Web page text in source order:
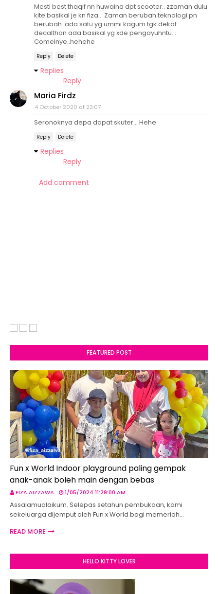
Mesti best thaqif nn huwaina dpt scooter.. zzaman dulu
kite basikal je kn fiza... Zaman berubah teknologi pn
berubah..ada satu yg ummi kagum tgk dekat
decalthon ada basikal yg xde pengayuhntu...
Comelnye..hehehe
Reply Delete
Replies
Reply
Maria Firdz
4 October 2020 at 23:07
Seronoknya depa dapat skuter... Hehe
Reply Delete
Replies
Reply
Add comment
FEATURED POST
Fun x World Indoor playground paling gempak
anak-anak boleh main dengan bebas
FIZA AIZZAWA 1/05/2024 11:29:00 AM
Assalamualaikum. Selepas setahun pembukaan, kami
sekeluarga dijemput oleh Fun x World bagi memeriah…
READ MORE
HELLO KITTY LOVER